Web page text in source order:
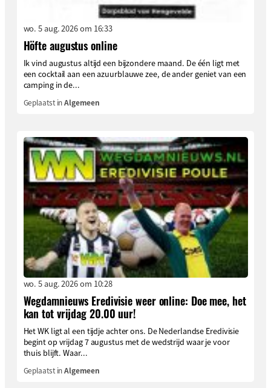
wo. 5 aug. 2026 om 16:33
Höfte augustus online
Ik vind augustus altijd een bijzondere maand. De één ligt met
een cocktail aan een azuurblauwe zee, de ander geniet van een
camping in de...
Geplaatst inAlgemeen
wo. 5 aug. 2026 om 10:28
Wegdamnieuws Eredivisie weer online: Doe mee, het
kan tot vrijdag 20.00 uur!
Het WK ligt al een tijdje achter ons. De Nederlandse Eredivisie
begint op vrijdag 7 augustus met de wedstrijd waar je voor
thuis blijft. Waar...
Geplaatst inAlgemeen